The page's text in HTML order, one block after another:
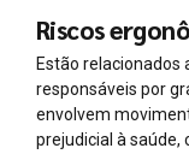
Riscos
Estão relacionados
responsáveis por
envolvem
prejudicial à